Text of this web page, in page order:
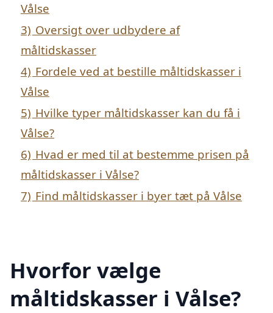
Vålse
3) Oversigt over udbydere af
måltidskasser
4) Fordele ved at bestille måltidskasser i
Vålse
5) Hvilke typer måltidskasser kan du få i
Vålse?
6) Hvad er med til at bestemme prisen på
måltidskasser i Vålse?
7) Find måltidskasser i byer tæt på Vålse
Hvorfor vælge
måltidskasser i Vålse?